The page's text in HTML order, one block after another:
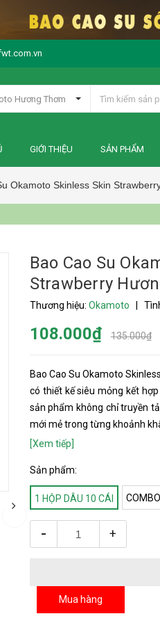
Hương Thơm
GIỚI THIỆU SẢN PHẨM
Okamoto Skinless Skin
Bao Cao Su
Strawberry
Thương hiệu: Okamoto
108.000₫ 135.000₫
Bao Cao Su Okamoto
có thiết kế siêu mỏng kết hợp
sản phẩm không chỉ truyền
mới mẻ trong từng khoảnh
[Xem tiếp]
Sản phẩm:
1 HỘP DÂU 10 CÁI
- +
Mua hàng